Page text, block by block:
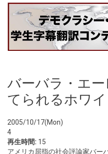
バーバラ・エ
てられるホワイ
2005/10/17(Mon)
4
再生時間: 15
アメリカ屈指の社会評論家バー